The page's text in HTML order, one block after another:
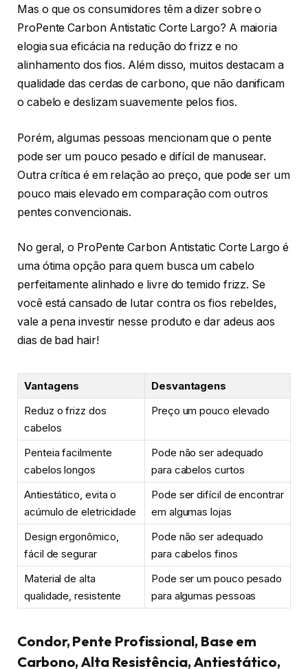
Mas o que os consumidores têm a dizer sobre o
ProPente Carbon Antistatic Corte Largo? A maioria
elogia sua eficácia na redução do frizz e no
alinhamento dos fios. Além disso, muitos destacam a
qualidade das cerdas de carbono, que não danificam
o cabelo e deslizam suavemente pelos fios.
Porém, algumas pessoas mencionam que o pente
pode ser um pouco pesado e difícil de manusear.
Outra crítica é em relação ao preço, que pode ser um
pouco mais elevado em comparação com outros
pentes convencionais.
No geral, o ProPente Carbon Antistatic Corte Largo é
uma ótima opção para quem busca um cabelo
perfeitamente alinhado e livre do temido frizz. Se
você está cansado de lutar contra os fios rebeldes,
vale a pena investir nesse produto e dar adeus aos
dias de bad hair!
Vantagens
Desvantagens
Reduz o frizz dos
cabelos
Preço um pouco elevado
Penteia facilmente
cabelos longos
Pode não ser adequado
para cabelos curtos
Antiestático, evita o
acúmulo de eletricidade
Pode ser difícil de encontrar
em algumas lojas
Design ergonômico,
fácil de segurar
Pode não ser adequado
para cabelos finos
Material de alta
qualidade, resistente
Pode ser um pouco pesado
para algumas pessoas
Condor, Pente Profissional, Base em
Carbono, Alta Resistência, Antiestático,